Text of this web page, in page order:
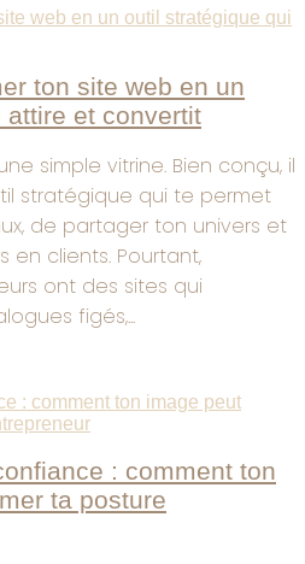
web en un outil stratégique qui
ton site web en un
et convertit
simple vitrine. Bien conçu, il
stratégique qui te permet
de partager ton univers et
en clients. Pourtant,
ont des sites qui
figés,...
: comment ton image peut
: comment ton
ta posture